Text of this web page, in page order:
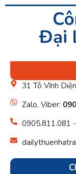
Đại
31 Tô Vĩnh
Zalo, Viber:
0905.811.081